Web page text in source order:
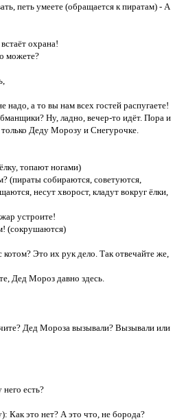
петь умеете (обращается к пиратам) - А
охрана!
можете?
надо, а то вы нам всех гостей распугаете!
Ну, ладно, вечер-то идёт. Пора и
Деду Морозу и Снегурочке.
топают ногами)
(пираты собираются, советуются,
несут хворост, кладут вокруг ёлки,
устроите!
(сокрушаются)
Это их рук дело. Так отвечайте же,
Дед Мороз давно здесь.
Дед Мороза вызывали? Вызывали или
есть?
Как это нет? А это что, не борода?